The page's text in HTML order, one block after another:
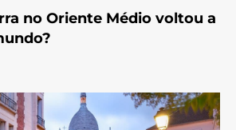
no Oriente Médio voltou a